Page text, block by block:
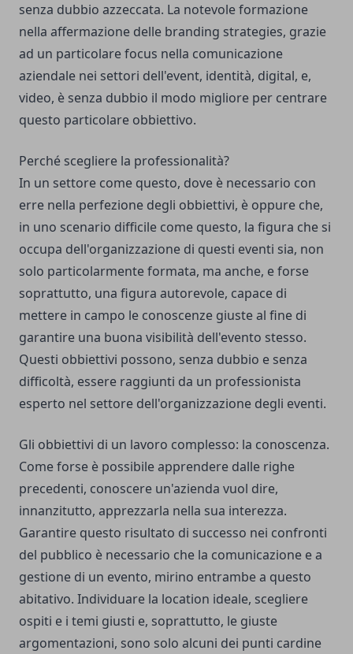
senza dubbio azzeccata. La notevole formazione
nella affermazione delle branding strategies, grazie
ad un particolare focus nella comunicazione
aziendale nei settori dell'event, identità, digital, e,
video, è senza dubbio il modo migliore per centrare
questo particolare obbiettivo.
Perché scegliere la professionalità?
In un settore come questo, dove è necessario con
erre nella perfezione degli obbiettivi, è oppure che,
in uno scenario difficile come questo, la figura che si
occupa dell'organizzazione di questi eventi sia, non
solo particolarmente formata, ma anche, e forse
soprattutto, una figura autorevole, capace di
mettere in campo le conoscenze giuste al fine di
garantire una buona visibilità dell'evento stesso.
Questi obbiettivi possono, senza dubbio e senza
difficoltà, essere raggiunti da un professionista
esperto nel settore dell'organizzazione degli eventi.
Gli obbiettivi di un lavoro complesso: la conoscenza.
Come forse è possibile apprendere dalle righe
precedenti, conoscere un'azienda vuol dire,
innanzitutto, apprezzarla nella sua interezza.
Garantire questo risultato di successo nei confronti
del pubblico è necessario che la comunicazione e a
gestione di un evento, mirino entrambe a questo
abitativo. Individuare la location ideale, scegliere
ospiti e i temi giusti e, soprattutto, le giuste
argomentazioni, sono solo alcuni dei punti cardine